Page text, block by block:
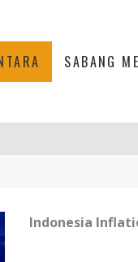
SABANG
Indonesia